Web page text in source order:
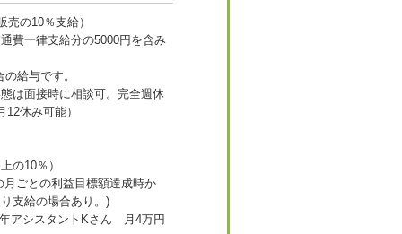
売の10％支給）
費一律支給分の5000円を含み
給与です。
態は面接時に相談可。完全週休
休み可能）
の10％）
月ごとの利益目標額達成時か
支給の場合あり。)
アシスタントKさん 月4万円